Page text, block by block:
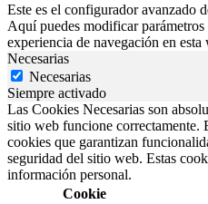
Este es el configurador avanzado
Aquí puedes modificar
experiencia de navegación en esta
Necesarias
Necesarias
Siempre activado
Las Cookies Necesarias son
sitio web funcione correctamente.
cookies que garantizan
seguridad del sitio web. Estas
información personal.
Cookie